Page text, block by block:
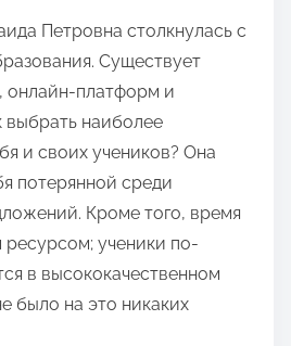
Петровна столкнулась с
Существует
онлайн-платформ и
выбрать наиболее
и своих учеников? Она
потерянной среди
Кроме того, время
ресурсом; ученики по-
в высококачественном
было на это никаких